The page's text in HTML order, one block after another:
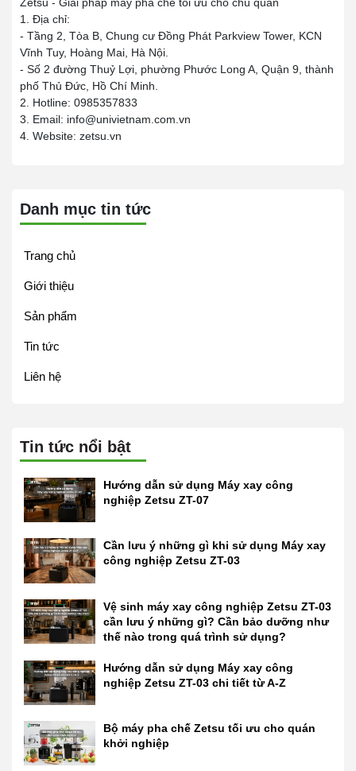
1. Địa chỉ:
- Tầng 2, Tòa B, Chung cư Đồng Phát Parkview Tower, KCN
Vĩnh Tuy, Hoàng Mai, Hà Nội.
- Số 2 đường Thuỷ Lợi, phường Phước Long A, Quận 9, thành
phố Thủ Đức, Hồ Chí Minh.
2. Hotline: 0985357833
3. Email: info@univietnam.com.vn
4. Website: zetsu.vn
Danh mục tin tức
Trang chủ
Giới thiệu
Sản phẩm
Tin tức
Liên hệ
Tin tức nổi bật
Hướng dẫn sử dụng Máy xay công
nghiệp Zetsu ZT-07
Cần lưu ý những gì khi sử dụng Máy xay
công nghiệp Zetsu ZT-03
Vệ sinh máy xay công nghiệp Zetsu ZT-03
cần lưu ý những gì? Cần bảo dưỡng như
thế nào trong quá trình sử dụng?
Hướng dẫn sử dụng Máy xay công
nghiệp Zetsu ZT-03 chi tiết từ A-Z
Bộ máy pha chế Zetsu tối ưu cho quán
khởi nghiệp